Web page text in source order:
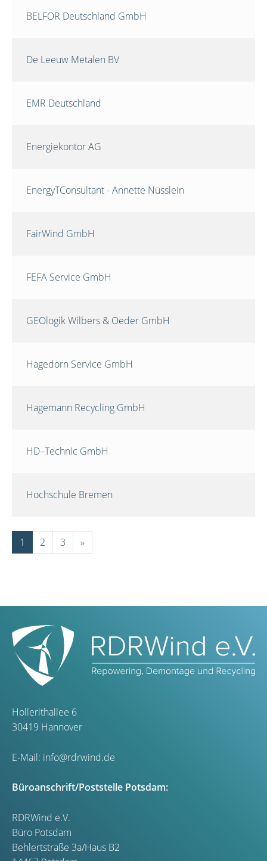
BELFOR Deutschland GmbH
De Leeuw Metalen BV
EMR Deutschland
Energiekontor AG
EnergyTConsultant - Annette Nüsslein
FairWind GmbH
FEFA Service GmbH
GEOlogik Wilbers & Oeder GmbH
Hagedorn Service GmbH
Hagemann Recycling GmbH
HD–Technic GmbH
Hochschule Bremen
1 2 3 »
Hollerithallee 6
30419 Hannover
E-Mail: info@rdrwind.de
Büroanschrift/Poststelle Potsdam:
RDRWind e.V.
Büro Potsdam
Behlertstraße 3a/Haus B2